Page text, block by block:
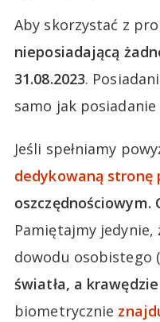
Aby skorzystać z
nieposiadającą
31.08.2023.
samo jak
Jeśli spełniamy
dedykowaną stronę
Pamiętajmy
dowodu osobistego
światła, a
biometrycznie